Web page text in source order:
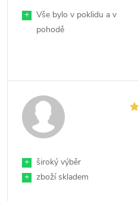
+
Vše bylo v poklidu a v
pohodě
+
široký výběr
+
zboží skladem